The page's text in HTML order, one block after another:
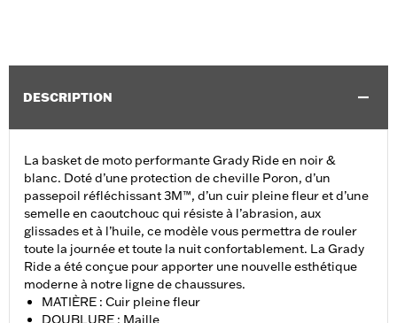
DESCRIPTION
La basket de moto performante Grady Ride en noir &
blanc. Doté d’une protection de cheville Poron, d’un
passepoil réfléchissant 3M™, d’un cuir pleine fleur et d’une
semelle en caoutchouc qui résiste à l’abrasion, aux
glissades et à l’huile, ce modèle vous permettra de rouler
toute la journée et toute la nuit confortablement. La Grady
Ride a été conçue pour apporter une nouvelle esthétique
moderne à notre ligne de chaussures.
MATIÈRE : Cuir pleine fleur
DOUBLURE : Maille